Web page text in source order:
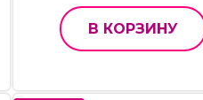
В КОРЗИНУ